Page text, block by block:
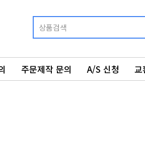
주문제작 문의 A/S 신청 교